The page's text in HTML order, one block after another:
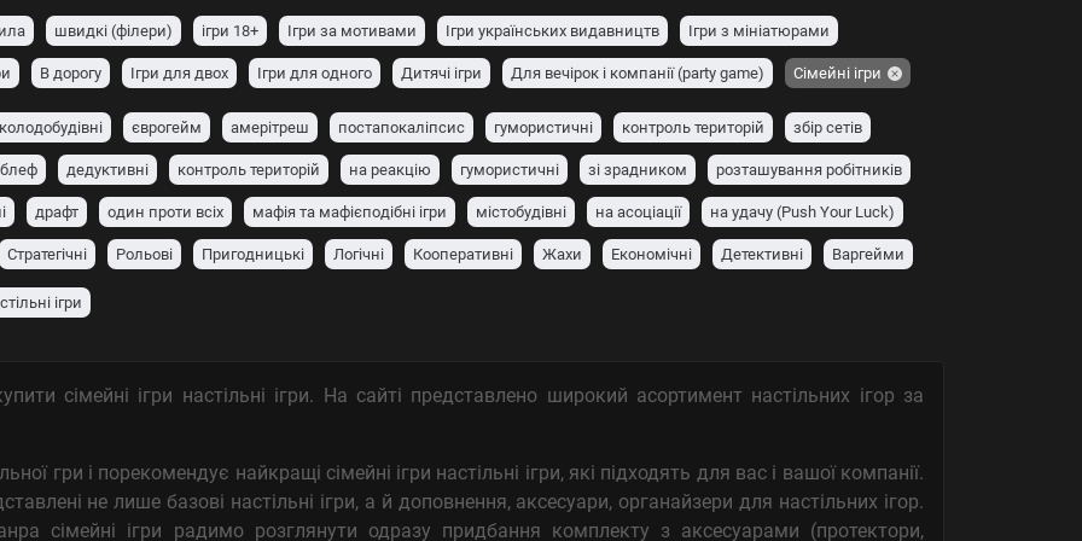
швидкі (філери) ігри 18+ Ігри за мотивами Ігри українських видавництв Ігри з мініатюрами
В дорогу Ігри для двох Ігри для одного Дитячі ігри Для вечірок і компанії (party game) Сімейні ігри
колодобудівні єврогейм амерітреш постапокаліпсис гумористичні контроль територій збір сетів
блеф дедуктивні контроль територій на реакцію гумористичні зі зрадником розташування робітників
драфт один проти всіх мафія та мафієподібні ігри містобудівні на асоціації на удачу (Push Your Luck)
Стратегічні Рольові Пригодницькі Логічні Кооперативні Жахи Економічні Детективні Варгейми
ігри
сімейні ігри настільні ігри. На сайті представлено широкий асортимент настільних ігор за
гри і порекомендує найкращі сімейні ігри настільні ігри, які підходять для вас і вашої компанії.
не лише базові настільні ігри, а й доповнення, аксесуари, органайзери для настільних ігор.
сімейні ігри радимо розглянути одразу придбання комплекту з аксесуарами (протектори,